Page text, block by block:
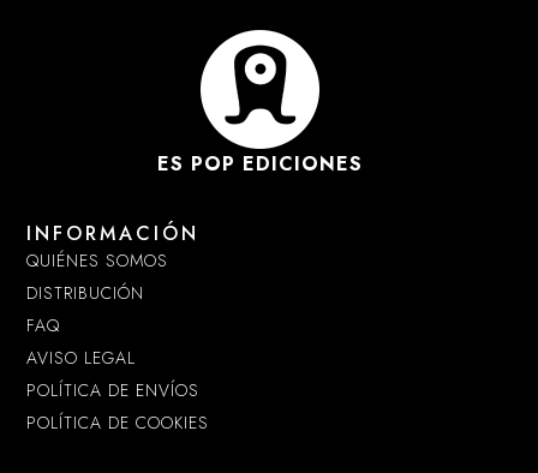
ES POP EDICIONES
INFORMACIÓN
QUIÉNES SOMOS
DISTRIBUCIÓN
FAQ
AVISO LEGAL
POLÍTICA DE ENVÍOS
POLÍTICA DE COOKIES